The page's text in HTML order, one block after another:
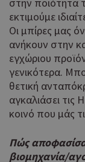
στην ποιότητα
εκτιμούμε
Οι μπίρες μας
ανήκουν στην
εγχώριου
γενικότερα.
θετική
αγκαλιάσει
κοινό που μάς
Πώς
βιομηχανία/